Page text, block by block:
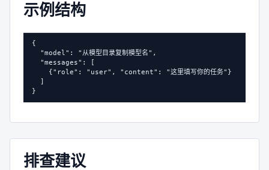
示例结构
{
  "model": "从模型目录复制模型名",
  "messages": [
    {"role": "user", "content": "这里填写你的任务"}
  ]
}
排查建议